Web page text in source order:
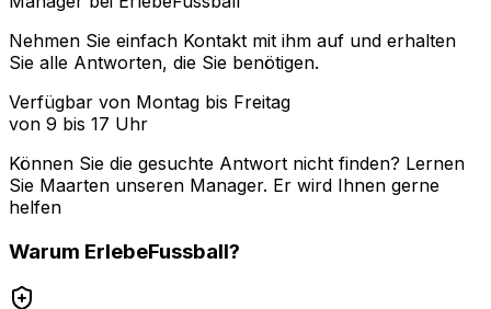
Nehmen Sie einfach Kontakt mit ihm auf und erhalten
Sie alle Antworten, die Sie benötigen.
Verfügbar von Montag bis Freitag
von 9 bis 17 Uhr
Können Sie die gesuchte Antwort nicht finden? Lernen
Sie Maarten unseren Manager. Er wird Ihnen gerne
helfen
Warum ErlebeFussball?